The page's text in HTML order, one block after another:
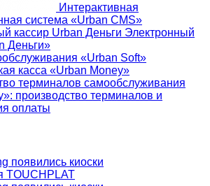
Интерактивная
система «Urban CMS»
Электронный
Деньги»
касса «Urban Money»
производство терминалов и
оплаты